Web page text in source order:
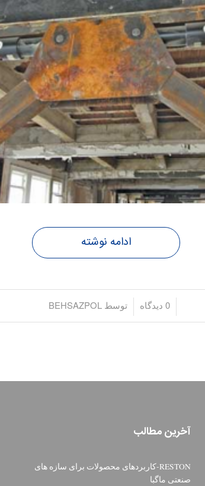
ادامه نوشته
0 دیدگاه/ توسط BEHSAZPOL
آخرین مطالب
RESTON-کاربردهای محصولات برای سازه های
صنعتی ماگبا